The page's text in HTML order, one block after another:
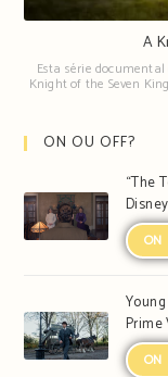
A
Esta série
Knight of the Seven
ON OU OFF?
“The
ON
Prime
ON